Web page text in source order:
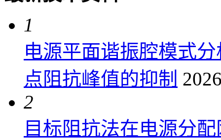
1
电源平面谐振腔模式
点阻抗峰值的抑制
2
目标阻抗法在电源分